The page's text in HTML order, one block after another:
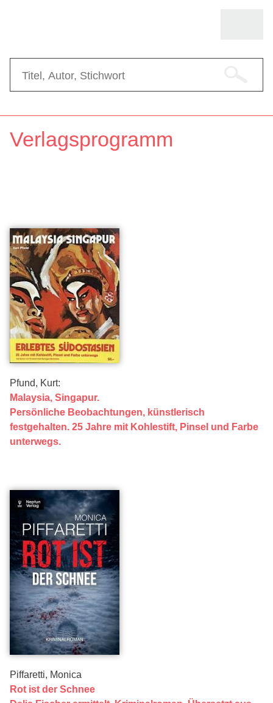
Verlagsprogramm
Pfund, Kurt:
Malaysia, Singapur.
Persönliche Beobachtungen, künstlerisch
festgehalten. 25 Jahre mit Kohlestift, Pinsel und Farbe
unterwegs.
Piffaretti, Monica
Rot ist der Schnee